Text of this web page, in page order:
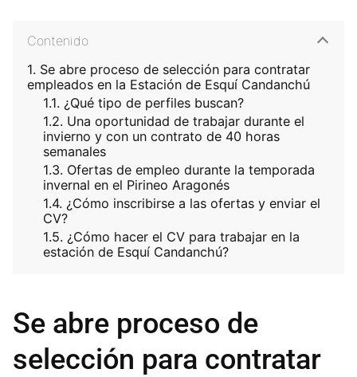
Contenido
Se abre proceso de selección para contratar
empleados en la Estación de Esquí Candanchú
¿Qué tipo de perfiles buscan?
Una oportunidad de trabajar durante el
invierno y con un contrato de 40 horas
semanales
Ofertas de empleo durante la temporada
invernal en el Pirineo Aragonés
¿Cómo inscribirse a las ofertas y enviar el
CV?
¿Cómo hacer el CV para trabajar en la
estación de Esquí Candanchú?
Se abre proceso de
selección para contratar